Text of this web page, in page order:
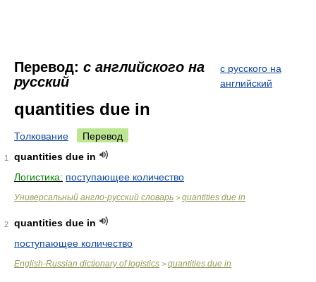
Перевод: с английского на
русский
с русского на
английский
quantities due in
Толкование Перевод
1
quantities due in
Логистика: поступающее количество
Универсальный англо-русский словарь > quantities due in
2
quantities due in
поступающее количество
English-Russian dictionary of logistics > quantities due in